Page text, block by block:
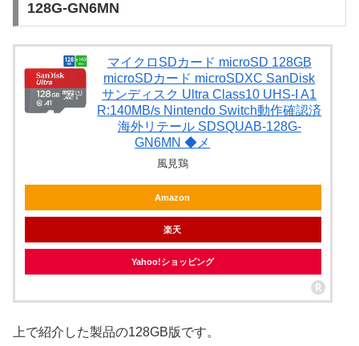
128G-GN6MN
マイクロSDカード microSD 128GB
microSDカード microSDXC SanDisk
サンディスク Ultra Class10 UHS-I A1
R:140MB/s Nintendo Switch動作確認済
海外リテール SDSQUAB-128G-
GN6MN ◆メ
風見鶏
Amazon
楽天
Yahoo!ショッピング
上で紹介した製品の128GB版です。